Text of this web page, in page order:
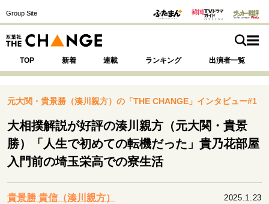
Group Site
TOP 新着 連載 ランキング 出演者一覧
SPECIAL 注目の記事テーマで探す
運命を変えた出会い
挫折からの再起
元大関・貴景勝（湊川親方）の「THE CHANGE」インタビュー#1
大相撲解説が好評の湊川親方（元大関・貴景
勝）「人生で初めての転機だった」貴乃花部屋
入門前の埼玉栄高での寮生活
貴景勝 貴信（湊川親方） 2025.1.23